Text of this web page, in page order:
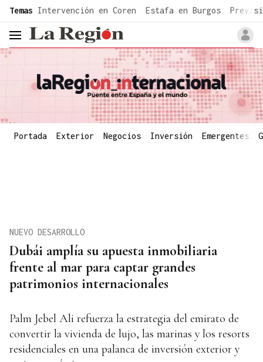
common.go-to-content
Temas Intervención en Coren Estafa en Burgos
header.menu.open
Portada Exterior Negocios Inversión Emergentes
Dubái amplía su apuesta inmobiliaria
frente al mar para captar grandes
patrimonios internacionales
NUEVO DESARROLLO
Palm Jebel Ali refuerza la estrategia del emirato de
convertir la vivienda de lujo, las marinas y los resorts
residenciales en una palanca de inversión exterior y